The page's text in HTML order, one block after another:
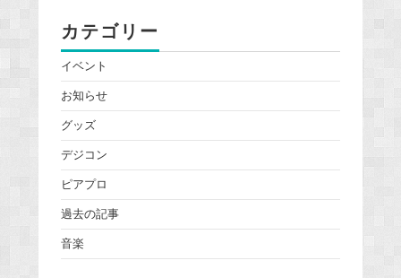
カテゴリー
イベント
お知らせ
グッズ
デジコン
ピアプロ
過去の記事
音楽